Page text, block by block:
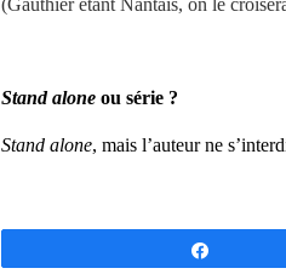
(Gauthier étant Nantais, on le
Stand aloneou série ?
Stand alone, mais l’auteur ne